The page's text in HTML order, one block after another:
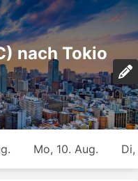
nach Tokio
Mo, 10. Aug. Di,